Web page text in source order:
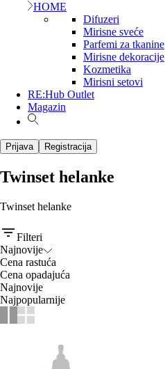
HOME
Difuzeri
Mirisne sveće
Parfemi za tkanine
Mirisne dekoracije
Kozmetika
Mirisni setovi
RE:Hub Outlet
Magazin
Prijava Registracija
Twinset helanke
Twinset helanke
Filteri
Najnovije
Cena rastuća
Cena opadajuća
Najnovije
Najpopularnije